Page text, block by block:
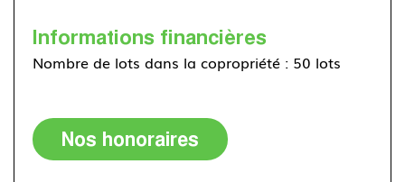
Informations financières
Nombre de lots dans la copropriété : 50 lots
Nos honoraires